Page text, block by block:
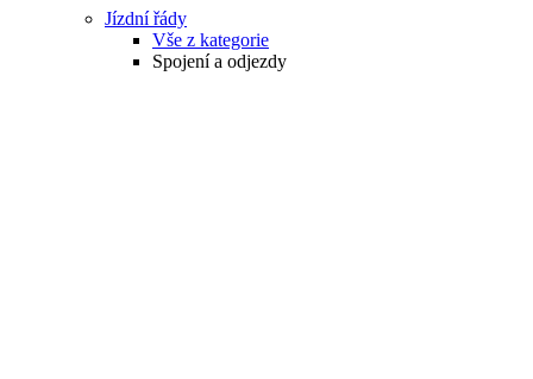
Jízdní řády
Vše z kategorie
Spojení a odjezdy